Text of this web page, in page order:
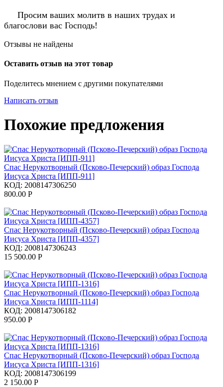
Просим ваших молитв в наших трудах и
благослови вас Господь!
Отзывы не найдены
Оставить отзыв на этот товар
Поделитесь мнением с другими покупателями
Написать отзыв
Похожие предложения
Спас Нерукотворный (Псково-Печерский) образ Господа
Иисуса Христа [ИПП-911]
КОД: 2008147306250
800.00 Р
Спас Нерукотворный (Псково-Печерский) образ Господа
Иисуса Христа [ИПП-4357]
КОД: 2008147306243
15 500.00 Р
Спас Нерукотворный (Псково-Печерский) образ Господа
Иисуса Христа [ИПП-1114]
КОД: 2008147306182
950.00 Р
Спас Нерукотворный (Псково-Печерский) образ Господа
Иисуса Христа [ИПП-1316]
КОД: 2008147306199
2 150.00 Р